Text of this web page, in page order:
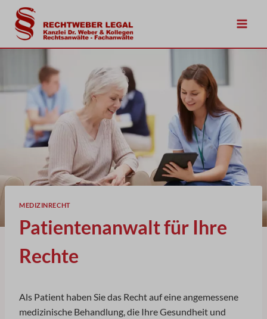
Inhalt
springen
MEDIZINRECHT
Patientenanwalt für Ihre
Rechte
Als Patient haben Sie das Recht auf eine angemessene
medizinische Behandlung, die Ihre Gesundheit und